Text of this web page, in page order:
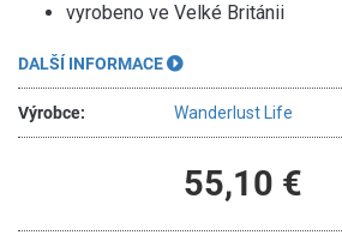
vyrobeno ve Velké Británii
DALŠÍ INFORMACE
Výrobce: Wanderlust Life
55,10 €